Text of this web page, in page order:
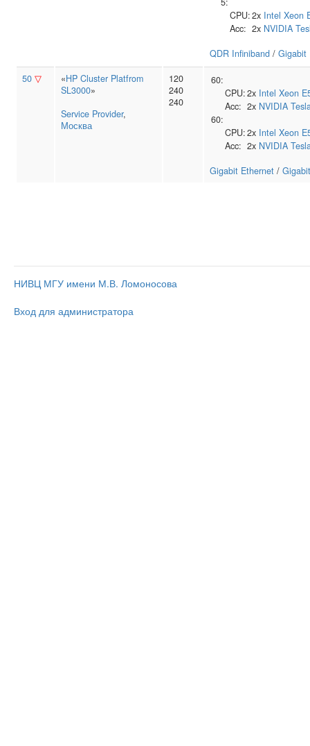
CPU:2x Intel Xeon
Acc: 2x NVIDIA
QDR Infiniband / Gigabit
50 ▽ «HP Cluster Platfrom
SL3000»
Service Provider,
Москва
120
240
240
60:
CPU:2x Intel Xeon
Acc: 2x NVIDIA
60:
CPU:2x Intel Xeon
Acc: 2x NVIDIA
Gigabit Ethernet /
НИВЦ МГУ имени М.В. Ломоносова
Вход для администратора